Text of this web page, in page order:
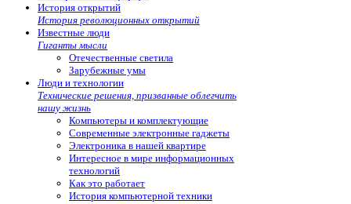
История открытий
История революционных открытий
Известные люди
Гиганты мысли
Отечественные светила
Зарубежные умы
Люди и технологии
Технические решения, призванные облегчить
нашу жизнь
Компьютеры и комплектующие
Современные электронные гаджеты
Электроника в нашей квартире
Интересное в мире информационных
технологий
Как это работает
История компьютерной техники